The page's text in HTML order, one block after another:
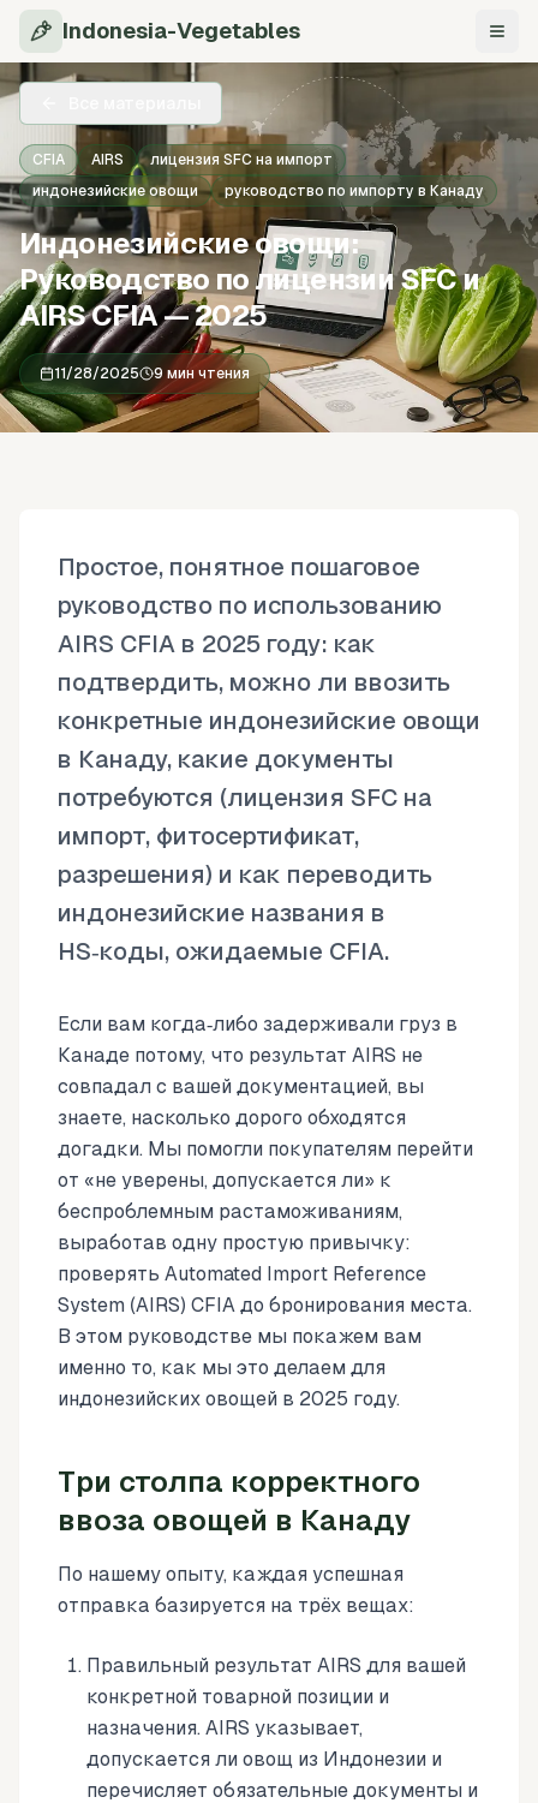
Indonesia-Vegetables
CFIA AIRS
лицензия SFC на импорт
индонезийские овощи
руководство по импорту в Канаду
Индонезийские овощи:
Руководство по лицензии SFC и
AIRS CFIA — 2025
11/28/2025 9 мин чтения
Простое, понятное пошаговое
руководство по использованию
AIRS CFIA в 2025 году: как
подтвердить, можно ли ввозить
конкретные индонезийские овощи
в Канаду, какие документы
потребуются (лицензия SFC на
импорт, фитосертификат,
разрешения) и как переводить
индонезийские названия в
HS‑коды, ожидаемые CFIA.
Если вам когда‑либо задерживали груз в
Канаде потому, что результат AIRS не
совпадал с вашей документацией, вы
знаете, насколько дорого обходятся
догадки. Мы помогли покупателям перейти
от «не уверены, допускается ли» к
беспроблемным растаможиваниям,
выработав одну простую привычку:
проверять Automated Import Reference
System (AIRS) CFIA до бронирования места.
В этом руководстве мы покажем вам
именно то, как мы это делаем для
индонезийских овощей в 2025 году.
Три столпа корректного
ввоза овощей в Канаду
По нашему опыту, каждая успешная
отправка базируется на трёх вещах:
Правильный результат AIRS для вашей
конкретной товарной позиции и
назначения. AIRS указывает,
допускается ли овощ из Индонезии и
перечисляет обязательные документы и